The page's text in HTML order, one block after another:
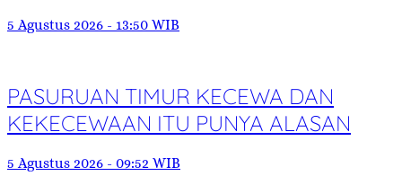
5 Agustus 2026 - 13:50 WIB
PASURUAN TIMUR KECEWA DAN
KEKECEWAAN ITU PUNYA ALASAN
5 Agustus 2026 - 09:52 WIB